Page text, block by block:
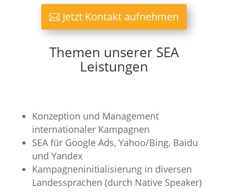
Jetzt Kontakt aufnehmen
Themen unserer SEA
Leistungen
Konzeption und Management
internationaler Kampagnen
SEA für Google Ads, Yahoo/Bing, Baidu
und Yandex
Kampagneninitialisierung in diversen
Landessprachen (durch Native Speaker)